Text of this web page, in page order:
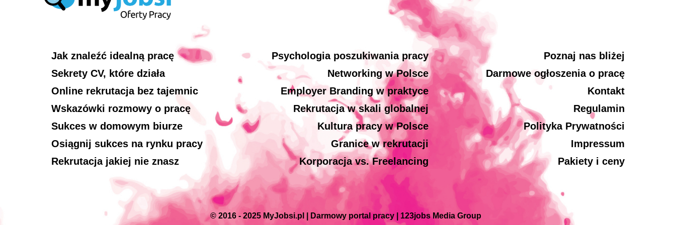
Jak znaleźć idealną pracę
Sekrety CV, które działa
Online rekrutacja bez tajemnic
Wskazówki rozmowy o pracę
Sukces w domowym biurze
Osiągnij sukces na rynku pracy
Rekrutacja jakiej nie znasz
Psychologia poszukiwania pracy
Networking w Polsce
Employer Branding w praktyce
Rekrutacja w skali globalnej
Kultura pracy w Polsce
Granice w rekrutacji
Korporacja vs. Freelancing
Poznaj nas bliżej
Darmowe ogłoszenia o pracę
Kontakt
Regulamin
Polityka Prywatności
Impressum
Pakiety i ceny
© 2016 - 2025 MyJobsi.pl | Darmowy portal pracy | 123jobs Media Group